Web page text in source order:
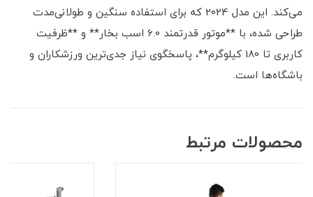
می‌کند. این مدل 2024 که برای استفاده سنگین و طولانی‌مدت
طراحی شده، با **موتور قدرتمند 6.0 اسب بخار** و **ظرفیت
کاربری تا 180 کیلوگرم**، پاسخگوی نیاز جدی‌ترین ورزشکاران و
باشگاه‌ها است.
محصولات مرتبط